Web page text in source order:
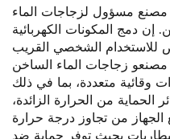
مسؤول لزجاجات الماء
إن دمج المكونات الكهربائية
الشخصي القريب
زجاجات الماء الساخن
وقائية متعددة، بما في ذلك
الحماية من الحرارة الزائدة،
من تجاوز درجة حرارة